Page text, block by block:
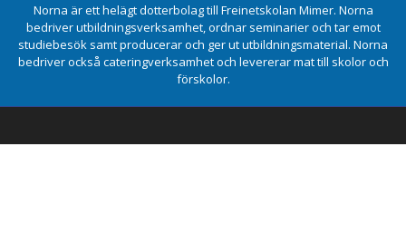
Norna är ett helägt dotterbolag till Freinetskolan Mimer. Norna
bedriver utbildningsverksamhet, ordnar seminarier och tar emot
studiebesök samt producerar och ger ut utbildningsmaterial. Norna
bedriver också cateringverksamhet och levererar mat till skolor och
förskolor.